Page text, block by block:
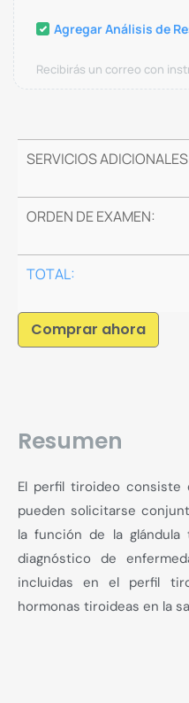
Recibirás un correo con
Agregar Análisis de
SERVICIOS
ORDEN DE EXAMEN:
TOTAL:
Comprar ahora
Resumen
El perfil tiroideo
pueden solicitarse
la función de la
diagnóstico de
incluidas en el perfil
hormonas tiroideas en la